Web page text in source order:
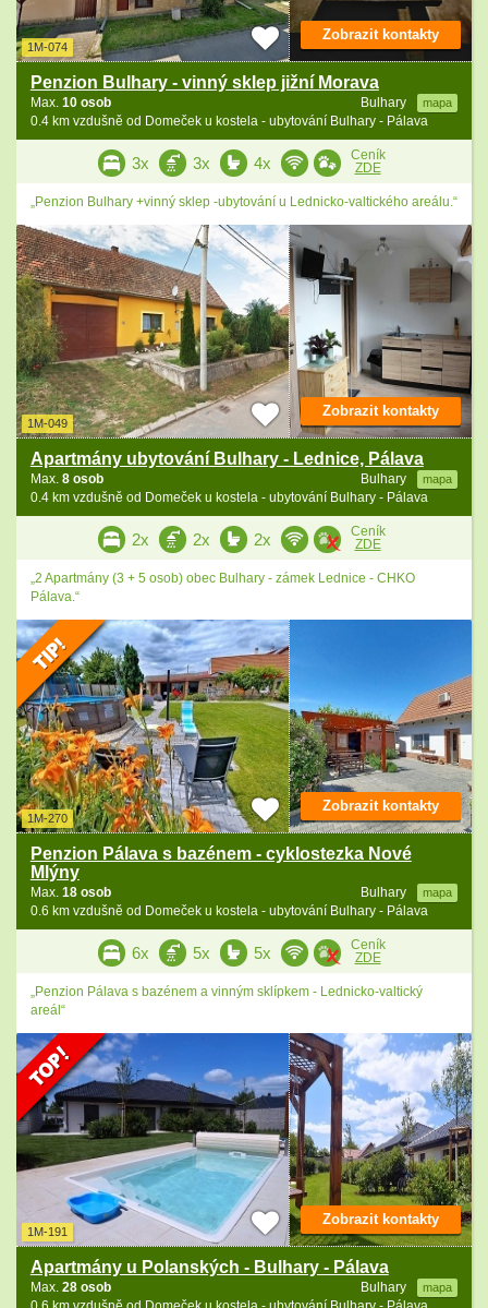
1M-074
Penzion Bulhary - vinný sklep jižní Morava
Bulhary mapa
Max. 10 osob
0.4 km vzdušně od Domeček u kostela - ubytování Bulhary - Pálava
Zobrazit kontakty
3x 3x 4x
Ceník
ZDE
„Penzion Bulhary +vinný sklep -ubytování u Lednicko-valtického areálu.“
1M-049
Apartmány ubytování Bulhary - Lednice, Pálava
Bulhary mapa
Max. 8 osob
0.4 km vzdušně od Domeček u kostela - ubytování Bulhary - Pálava
Zobrazit kontakty
2x 2x 2x
Ceník
ZDE
„2 Apartmány (3 + 5 osob) obec Bulhary - zámek Lednice - CHKO
Pálava.“
1M-270
Penzion Pálava s bazénem - cyklostezka Nové
Mlýny
Bulhary mapa
Max. 18 osob
0.6 km vzdušně od Domeček u kostela - ubytování Bulhary - Pálava
Zobrazit kontakty
6x 5x 5x
Ceník
ZDE
„Penzion Pálava s bazénem a vinným sklípkem - Lednicko-valtický
areál“
1M-191
Apartmány u Polanských - Bulhary - Pálava
Bulhary mapa
Max. 28 osob
Zobrazit kontakty